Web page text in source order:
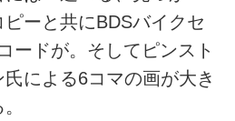
ーと共にBDSバイクセ
ードが。そしてピンスト
による6コマの画が大き